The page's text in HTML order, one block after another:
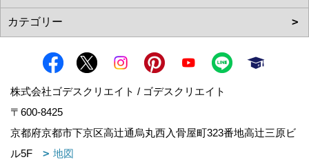
株式会社ゴデスクリエイト / ゴデスクリエイト
〒600-8425
京都府京都市下京区高辻通烏丸西入骨屋町323番地高辻三原ビ
ル5F
地図